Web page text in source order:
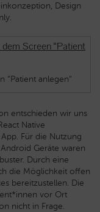
Design
anlegen”
entschieden wir uns
Native
Für die Nutzung
Geräte waren
Durch eine
die Möglichkeit offen
bereitzustellen. Die
vor Ort
nicht in Frage.